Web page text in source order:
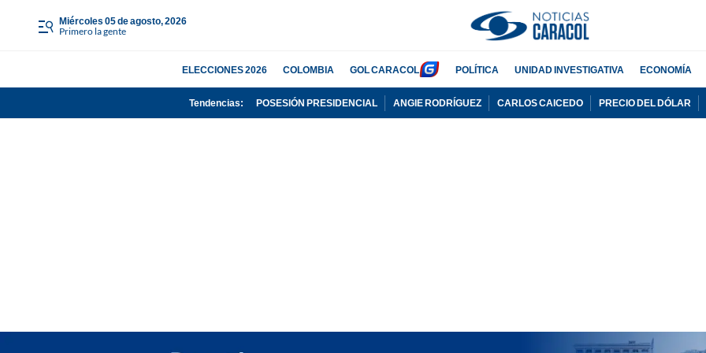
miércoles 05 de agosto, 2026
Primero la gente
ELECCIONES 2026 COLOMBIA GOL CARACOL POLÍTICA UNIDAD INVESTIGATIVA ECONOMÍA
Tendencias: POSESIÓN PRESIDENCIAL ANGIE RODRÍGUEZ CARLOS CAICEDO PRECIO DEL DÓLAR